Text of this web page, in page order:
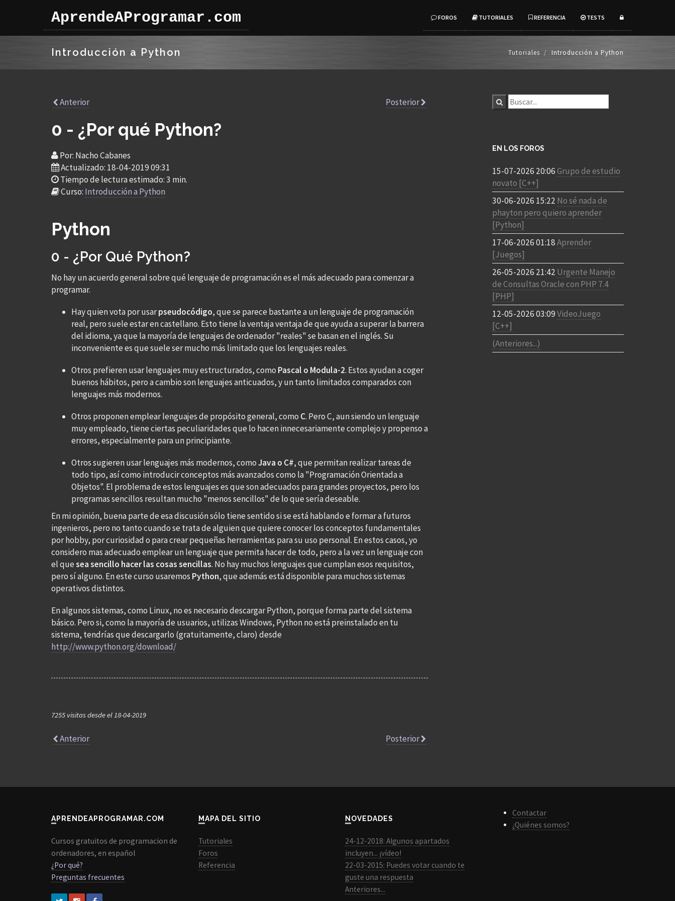
AprendeAProgramar.com FOROS TUTORIALES REFERENCIA TESTS
Introducción a Python Tutoriales Introducción a Python
Anterior Posterior
0 - ¿Por qué Python?
Por: Nacho Cabanes
Actualizado: 18-04-2019 09:31
Tiempo de lectura estimado: 3 min.
Curso: Introducción a Python
Python
0 - ¿Por Qué Python?
No hay un acuerdo general sobre qué lenguaje de programación es el más adecuado para comenzar a
programar.
Hay quien vota por usarpseudocódigo, que se parece bastante a un lenguaje de programación
real, pero suele estar en castellano. Esto tiene la ventaja ventaja de que ayuda a superar la barrera
del idioma, ya que la mayoría de lenguajes de ordenador "reales" se basan en el inglés. Su
inconveniente es que suele ser mucho más limitado que los lenguajes reales.
Otros prefieren usar lenguajes muy estructurados, como Pascal o Modula-2. Estos ayudan a coger
buenos hábitos, pero a cambio son lenguajes anticuados, y un tanto limitados comparados con
lenguajes más modernos.
Otros proponen emplear lenguajes de propósito general, como C. Pero C, aun siendo un lenguaje
muy empleado, tiene ciertas peculiaridades que lo hacen innecesariamente complejo y propenso a
errores, especialmente para un principiante.
Otros sugieren usar lenguajes más modernos, comoJava o C#, que permitan realizar tareas de
todo tipo, así como introducir conceptos más avanzados como la "Programación Orientada a
Objetos". El problema de estos lenguajes es que son adecuados para grandes proyectos, pero los
programas sencillos resultan mucho "menos sencillos" de lo que sería deseable.
En mi opinión, buena parte de esa discusión sólo tiene sentido si se está hablando e formar a futuros
ingenieros, pero no tanto cuando se trata de alguien que quiere conocer los conceptos fundamentales
por hobby, por curiosidad o para crear pequeñas herramientas para su uso personal. En estos casos, yo
considero mas adecuado emplear un lenguaje que permita hacer de todo, pero a la vez un lenguaje con
el quesea sencillo hacer las cosas sencillas. No hay muchos lenguajes que cumplan esos requisitos,
pero sí alguno. En este curso usaremos Python, que además está disponible para muchos sistemas
operativos distintos.
En algunos sistemas, como Linux, no es necesario descargar Python, porque forma parte del sistema
básico. Pero si, como la mayoría de usuarios, utilizas Windows, Python no está preinstalado en tu
sistema, tendrías que descargarlo (gratuitamente, claro) desde
http://www.python.org/download/
7255 visitas desde el 18-04-2019
Anterior Posterior
EN LOS FOROS
15-07-2026 20:06Grupo de estudio
novato [C++]
30-06-2026 15:22 No sé nada de
phayton pero quiero aprender
[Python]
17-06-2026 01:18Aprender
[Juegos]
26-05-2026 21:42 Urgente Manejo
de Consultas Oracle con PHP 7.4
[PHP]
12-05-2026 03:09VideoJuego
[C++]
(Anteriores...)
APRENDEAPROGRAMAR.COM
Cursos gratuitos de programacion de
ordenadores, en español
¿Por qué?
Preguntas frecuentes
MAPA DEL SITIO
Tutoriales
Foros
Referencia
NOVEDADES
24-12-2018: Algunos apartados
incluyen... ¡vídeo!
22-03-2015: Puedes votar cuando te
guste una respuesta
Anteriores...
Contactar
¿Quiénes somos?